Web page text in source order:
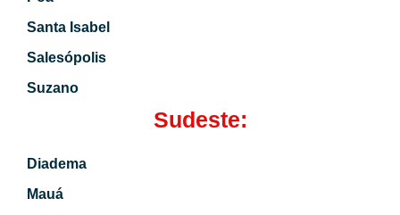
Santa Isabel
Salesópolis
Suzano
Sudeste:
Diadema
Mauá